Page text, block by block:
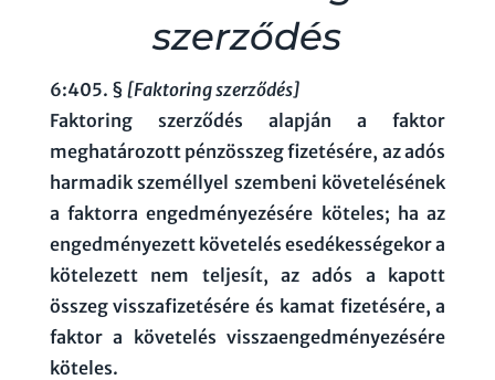
szerződés
6:405. § [Faktoring szerződés]
Faktoring szerződés alapján a faktor
meghatározott pénzösszeg fizetésére, az adós
harmadik személlyel szembeni követelésének
a faktorra engedményezésére köteles; ha az
engedményezett követelés esedékességekor a
kötelezett nem teljesít, az adós a kapott
összeg visszafizetésére és kamat fizetésére, a
faktor a követelés visszaengedményezésére
köteles.